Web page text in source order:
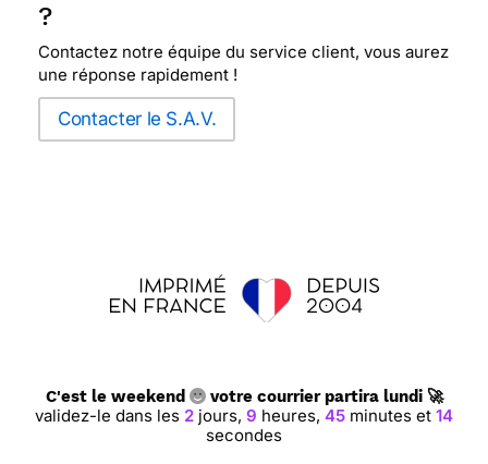
?
Contactez notre équipe du service client, vous aurez
une réponse rapidement !
Contacter le S.A.V.
C'est le weekend votre courrier partira lundi 🚀
validez-le dans les 2 jours, 9 heures, 45 minutes et 13
secondes